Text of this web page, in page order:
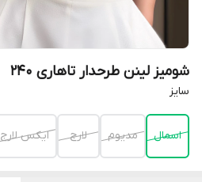
شومیز لینن طرحدار تاهاری 240
سايز
اسمال مديوم لارج ايكس لارج